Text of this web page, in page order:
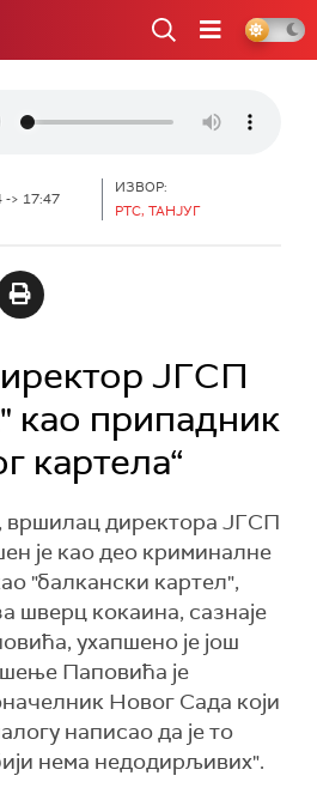
> 17:47
ИЗВОР:
РТС, ТАНЈУГ
ЈГСП
као припадник
картела“
директора ЈГСП
је као део криминалне
"балкански картел",
шверц кокаина, сазнаје
ухапшено је још
Паповића је
Новог Сада који
написао да је то
нема недодирљивих".